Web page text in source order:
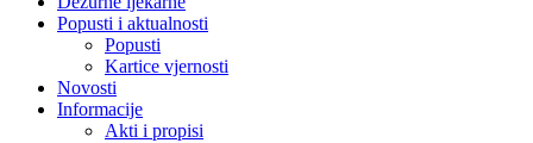
Popusti i aktualnosti
Popusti
Kartice vjernosti
Novosti
Informacije
Akti i propisi